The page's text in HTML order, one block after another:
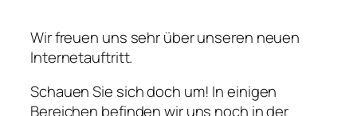
Wir freuen uns sehr über unseren neuen
Internetauftritt.
Schauen Sie sich doch um! In einigen
Bereichen befinden wir uns noch in der